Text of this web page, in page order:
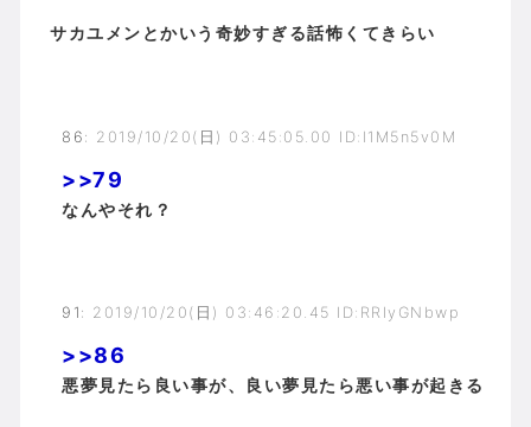
サカユメンとかいう奇妙すぎる話怖くてきらい
86 : 2019/10/20(日) 03:45:05.00 ID:l1M5n5v0M
>>79
なんやそれ？
91 : 2019/10/20(日) 03:46:20.45 ID:RRIyGNbwp
>>86
悪夢見たら良い事が、良い夢見たら悪い事が起きる